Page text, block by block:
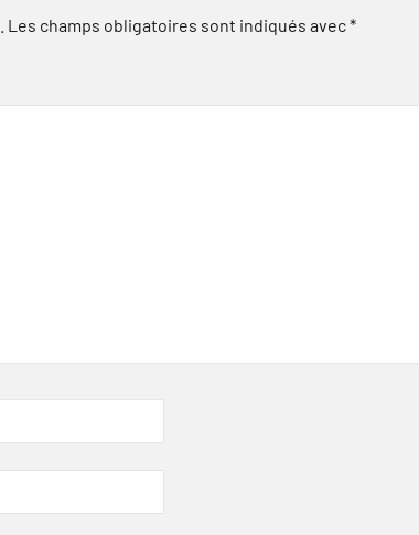
Les champs obligatoires sont indiqués avec*